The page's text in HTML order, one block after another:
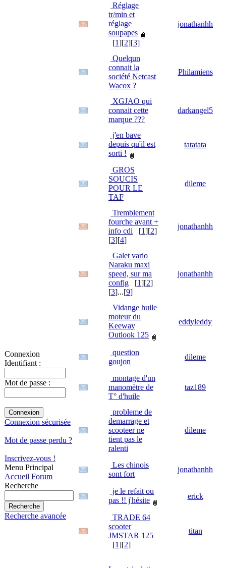
Connexion
Identifiant :
Mot de passe :
Connexion sécurisée
Mot de passe perdu ?
Inscrivez-vous !
Menu Principal
Accueil Forum
Recherche
Recherche avancée
Réglage
tr/min et
réglage
soupapes
[1][2][3]
jonathanhh
Quelqun
connait la
société Netcast
Wacox ?
Philamiens
XGJAO qui
connait cette
marque ???
darkangel5
j'en bave
depuis qu'il est
sorti !
tatatata
GROS
SOUCIS
POUR LE
TAF
dileme
Tremblement
fourche avant +
info cdi [1][2]
[3][4]
jonathanhh
Galet vario
Naraku maxi
speed, sur ma
config [1][2]
[3]...[9]
jonathanhh
Vidange huile
moteur du
Keeway
Outlook 125
eddyleddy
question
goujon
dileme
montage d'un
manomètre de
T° d'huile
taz189
probleme de
demarrage et
scooteer ne
tient pas le
ralenti
dileme
Les chinois
sont fort
jonathanhh
je le refait ou
pas !! j'hésite
erick
TRADE 64
scooter
JMSTAR 125
[1][2]
titan